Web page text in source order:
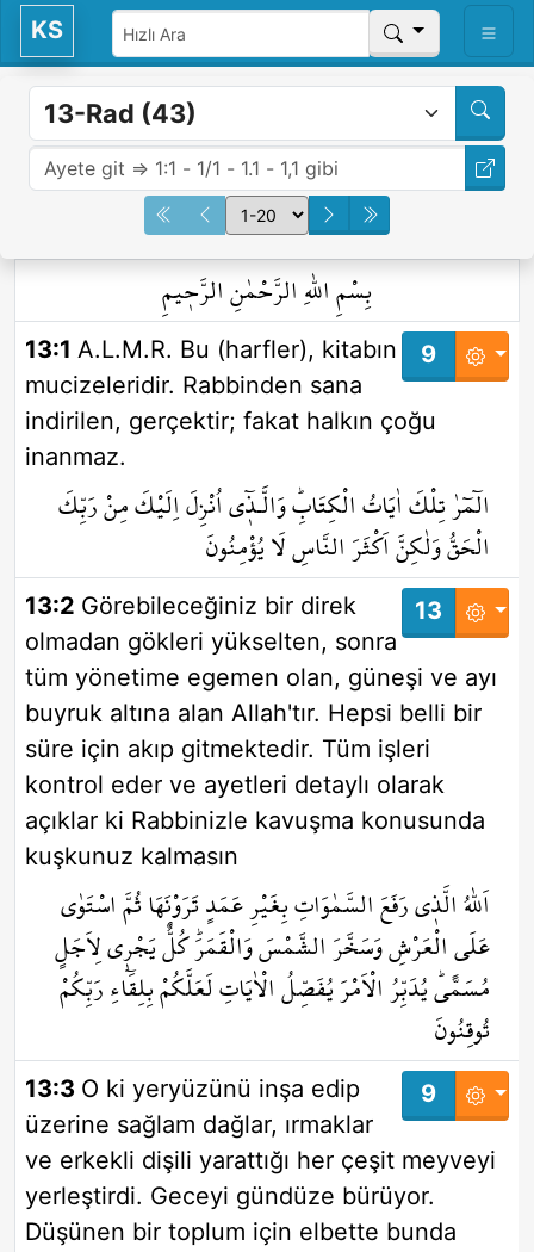
KS
بِسْمِ اللّٰهِ الرَّحْمٰنِ الرَّح۪يمِ
9
13:1 A.L.M.R. Bu (harfler), kitabın
mucizeleridir. Rabbinden sana
indirilen, gerçektir; fakat halkın çoğu
inanmaz.
الٓمٓرٰ ۠تِلْكَ اٰيَاتُ الْكِتَابِۜ وَالَّـذ۪ٓي اُنْزِلَ اِلَيْكَ مِنْ رَبِّكَ
الْحَقُّ وَلٰكِنَّ اَكْثَرَ النَّاسِ لَا يُؤْمِنُونَ
13
13:2 Görebileceğiniz bir direk
olmadan gökleri yükselten, sonra
tüm yönetime egemen olan, güneşi ve ayı
buyruk altına alan Allah'tır. Hepsi belli bir
süre için akıp gitmektedir. Tüm işleri
kontrol eder ve ayetleri detaylı olarak
açıklar ki Rabbinizle kavuşma konusunda
kuşkunuz kalmasın
اَللّٰهُ الَّذ۪ي رَفَعَ السَّمٰوَاتِ بِغَيْرِ عَمَدٍ تَرَوْنَهَا ثُمَّ اسْتَوٰى
عَلَى الْعَرْشِ وَسَخَّرَ الشَّمْسَ وَالْقَمَرَۜ كُلٌّ يَجْر۪ي لِاَجَلٍ
مُسَمًّىۜ يُدَبِّرُ الْاَمْرَ يُفَصِّلُ الْاٰيَاتِ لَعَلَّكُمْ بِلِقَٓاءِ رَبِّكُمْ
تُوقِنُونَ
9
13:3 O ki yeryüzünü inşa edip
üzerine sağlam dağlar, ırmaklar
ve erkekli dişili yarattığı her çeşit meyveyi
yerleştirdi. Geceyi gündüze bürüyor.
Düşünen bir toplum için elbette bunda